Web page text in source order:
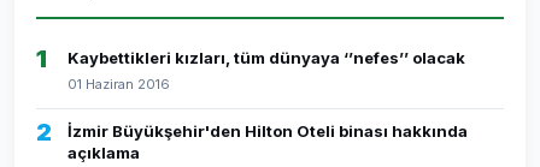
1 Kaybettikleri kızları, tüm dünyaya ‘’nefes’’ olacak
01 Haziran 2016
2
İzmir Büyükşehir'den Hilton Oteli binası hakkında
açıklama